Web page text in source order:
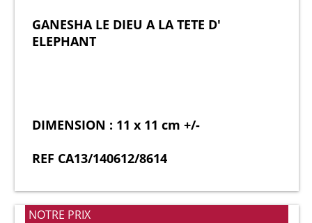
GANESHA LE DIEU A LA TETE D'
ELEPHANT
DIMENSION : 11 x 11 cm +/-
REF CA13/140612/8614
NOTRE PRIX